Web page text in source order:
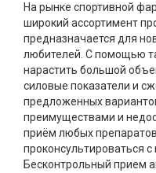
На рынке спортивной
широкий ассортимент
предназначается для
любителей. С помощью
нарастить большой
силовые показатели и
предложенных
преимуществами и
приём любых
проконсультироваться
Бесконтрольный прием